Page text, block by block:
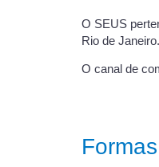
O SEUS
Rio de Janeiro.
O canal de